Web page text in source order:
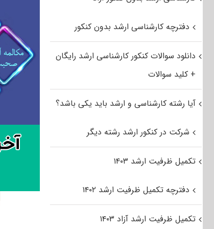
دفترچه کارشناسی ارشد بدون کنکور
دانلود سوالات کنکور کارشناسی ارشد رایگان
+ کلید سوالات
آیا رشته کارشناسی و ارشد باید یکی باشد؟
شرکت در کنکور ارشد رشته دیگر
تکمیل ظرفیت ارشد ۱۴۰۳
دفترچه تکمیل ظرفیت ارشد ۱۴۰۲
تکمیل ظرفیت ارشد آزاد ۱۴۰۳